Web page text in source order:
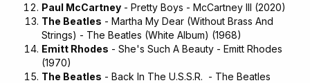
Paul McCartney - Pretty Boys - McCartney III (2020)
The Beatles - Martha My Dear (Without Brass And
Strings) - The Beatles (White Album) (1968)
Emitt Rhodes - She's Such A Beauty - Emitt Rhodes
(1970)
The Beatles - Back In The U.S.S.R. - The Beatles